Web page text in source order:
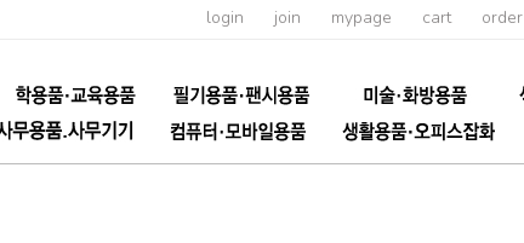
login join mypage cart order